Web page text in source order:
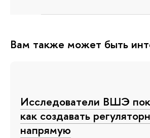
Вам также может быть
Исследователи ВШЭ
как создавать
напрямую